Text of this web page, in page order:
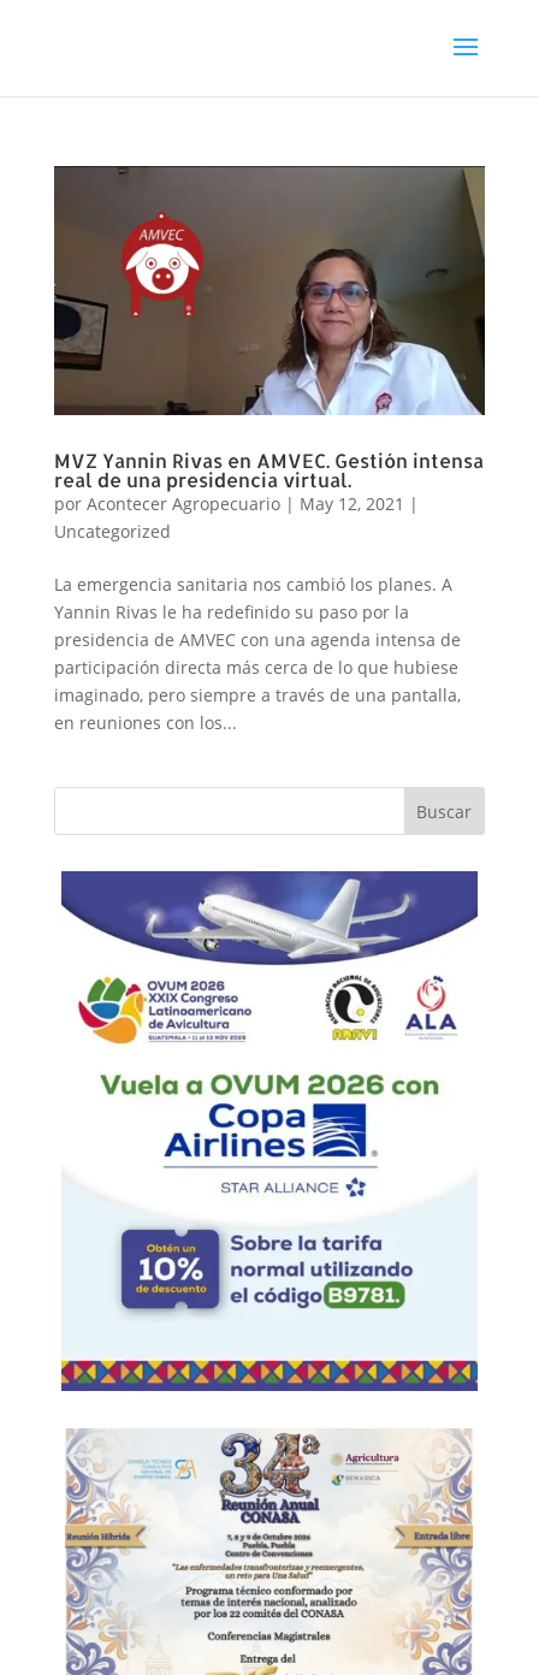
MVZ Yannin Rivas en AMVEC. Gestión intensa
real de una presidencia virtual.
por Acontecer Agropecuario| May 12, 2021 |
Uncategorized
La emergencia sanitaria nos cambió los planes. A
Yannin Rivas le ha redefinido su paso por la
presidencia de AMVEC con una agenda intensa de
participación directa más cerca de lo que hubiese
imaginado, pero siempre a través de una pantalla,
en reuniones con los...
Buscar